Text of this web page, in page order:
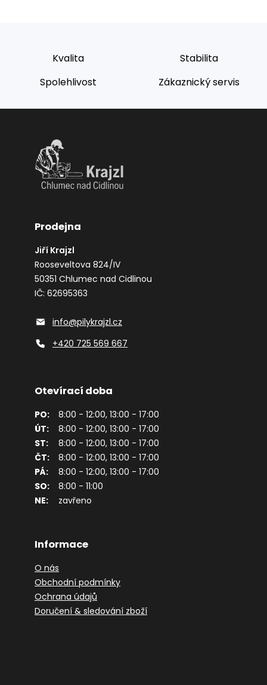
Kvalita
Stabilita
Spolehlivost
Zákaznický servis
Prodejna
Jiří Krajzl
Rooseveltova 824/IV
50351 Chlumec nad Cidlinou
IČ: 62695363
info@pilykrajzl.cz
+420 725 569 667
Otevírací doba
PO:
8:00 - 12:00, 13:00 - 17:00
ÚT:
8:00 - 12:00, 13:00 - 17:00
ST:
8:00 - 12:00, 13:00 - 17:00
ČT:
8:00 - 12:00, 13:00 - 17:00
PÁ:
8:00 - 12:00, 13:00 - 17:00
SO:
8:00 - 11:00
NE:
zavřeno
Informace
O nás
Obchodní podmínky
Ochrana údajů
Doručení & sledování zboží